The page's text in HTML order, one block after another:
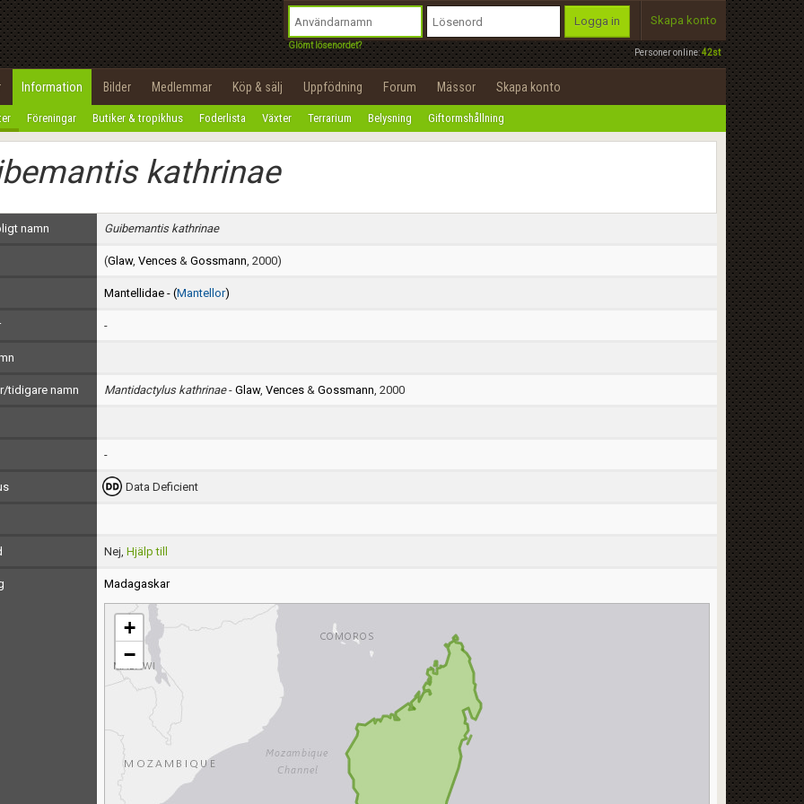
Personer online:42st
Logga in
Glömt lösenordet?
Skapa konto
Information Bilder Medlemmar Köp & sälj Uppfödning Forum Mässor Skapa konto
Föreningar Butiker & tropikhus Foderlista Växter Terrarium Belysning Giftormshållning
kathrinae
namn Guibemantis kathrinae
(Glaw, Vences& Gossmann, 2000)
Mantellidae - (Mantellor)
-
tidigare namn Mantidactylus kathrinae- Glaw, Vences& Gossmann, 2000
-
Data Deficient
Nej, Hjälp till
Madagaskar
+
−
Utför
100%
OK
integritetspolicy
Namn:
Epost:
Användarnamn:
Lösenord:
Privacy Policy
Terms of Service
Begär nytt lösenord
Tillbaka till förstasidan